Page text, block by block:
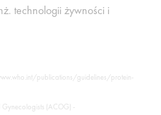
technologii żywności i
publications/guidelines/protein-
(ACOG) -